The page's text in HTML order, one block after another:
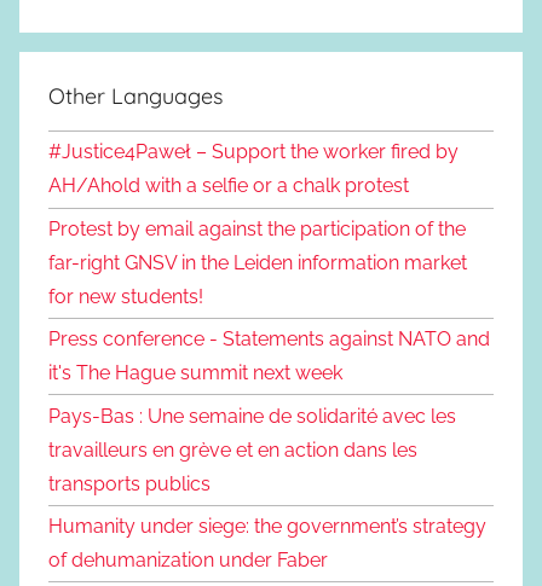
Other Languages
#Justice4Paweł – Support the worker fired by
AH/Ahold with a selfie or a chalk protest
Protest by email against the participation of the
far-right GNSV in the Leiden information market
for new students!
Press conference - Statements against NATO and
it's The Hague summit next week
Pays-Bas : Une semaine de solidarité avec les
travailleurs en grève et en action dans les
transports publics
Humanity under siege: the government’s strategy
of dehumanization under Faber